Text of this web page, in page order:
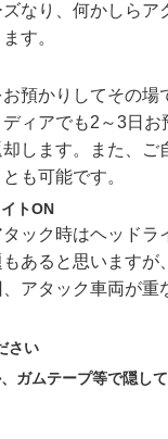
なり、何かしらア
す。
預かりしてその場
ィアでも2～3日
します。また、ご
も可能です。
トON
ック時はヘッドラ
あると思いますが
アタック車両が重
さい
ガムテープ等で隠し